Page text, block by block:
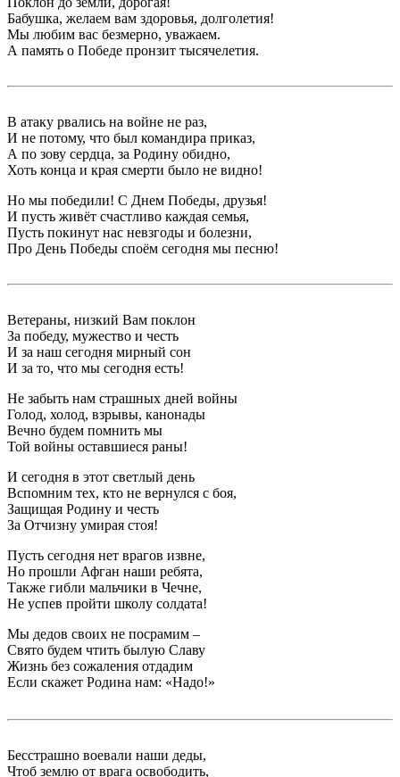
Бабушка, желаем вам здоровья, долголетия!
Мы любим вас безмерно, уважаем.
А память о Победе пронзит тысячелетия.
В атаку рвались на войне не раз,
И не потому, что был командира приказ,
А по зову сердца, за Родину обидно,
Хоть конца и края смерти было не видно!
Но мы победили! С Днем Победы, друзья!
И пусть живёт счастливо каждая семья,
Пусть покинут нас невзгоды и болезни,
Про День Победы споём сегодня мы песню!
Ветераны, низкий Вам поклон
За победу, мужество и честь
И за наш сегодня мирный сон
И за то, что мы сегодня есть!
Не забыть нам страшных дней войны
Голод, холод, взрывы, канонады
Вечно будем помнить мы
Той войны оставшиеся раны!
И сегодня в этот светлый день
Вспомним тех, кто не вернулся с боя,
Защищая Родину и честь
За Отчизну умирая стоя!
Пусть сегодня нет врагов извне,
Но прошли Афган наши ребята,
Также гибли мальчики в Чечне,
Не успев пройти школу солдата!
Мы дедов своих не посрамим –
Свято будем чтить былую Славу
Жизнь без сожаления отдадим
Если скажет Родина нам: «Надо!»
Бесстрашно воевали наши деды,
Чтоб землю от врага освободить,